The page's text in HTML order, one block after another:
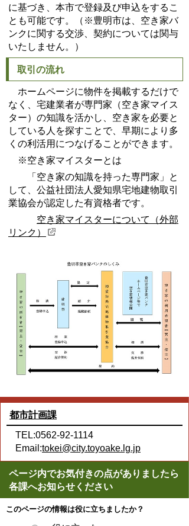
に基づき、本市で登録及び申込をするこ
とも可能です。（※豊明市は、空き家バ
ンクに関する交渉、契約については関与
いたしません。）
取引の流れ
ホームページに物件を掲載するだけで
なく、宅建業者が専門家（空き家マイス
ター）の知識を活かし、空き家を必要と
している人を探すことで、早期により多
くの利活用につなげることができます。
※空き家マイスターとは
「空き家の知識を持った専門家」と
して、公益社団法人愛知県宅地建物取引
業協会が認定した有資格者です。
空き家マイスターについて（外部
リンク）
都市計画課
TEL:0562-92-1114
Email:tokei@city.toyoake.lg.jp
ページ内でお気付きの点がありましたら
各課へお知らせください
このページの情報は役に立ちましたか？